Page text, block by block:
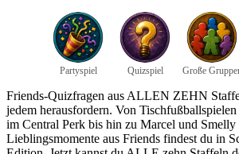
Partyspiel Quizspiel Große
Friends-Quizfragen aus ALLEN ZEHN
jedem herausfordern. Von
im Central Perk bis hin zu Marcel und Smelly
Lieblingsmomente aus Friends findest du in